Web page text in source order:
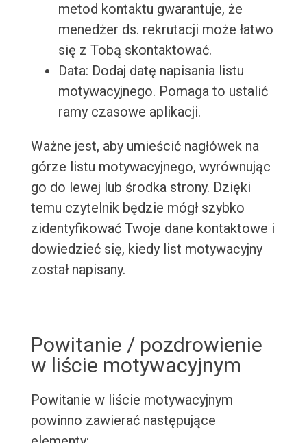
metod kontaktu gwarantuje, że
menedżer ds. rekrutacji może łatwo
się z Tobą skontaktować.
Data: Dodaj datę napisania listu
motywacyjnego. Pomaga to ustalić
ramy czasowe aplikacji.
Ważne jest, aby umieścić nagłówek na
górze listu motywacyjnego, wyrównując
go do lewej lub środka strony. Dzięki
temu czytelnik będzie mógł szybko
zidentyfikować Twoje dane kontaktowe i
dowiedzieć się, kiedy list motywacyjny
został napisany.
Powitanie / pozdrowienie
w liście motywacyjnym
Powitanie w liście motywacyjnym
powinno zawierać następujące